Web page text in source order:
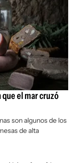
que el mar cruzó
son algunos de los
de alta